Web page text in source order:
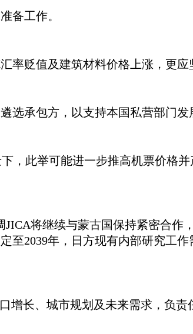
备工作。
率贬值及建筑材料价格上涨，更应
选承包方，以支持本国私营部门发
，此举可能进一步推高机票价格
JICA将继续与蒙古国保持紧密合作
2039年，日方现有内部研究工作
增长、城市规划及未来需求，负责